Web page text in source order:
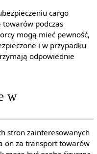
cargo
podczas
mogą mieć pewność,
i w przypadku
odpowiednie
w
stron zainteresowanych
on za transport towarów